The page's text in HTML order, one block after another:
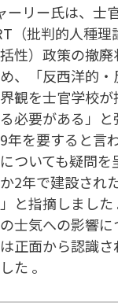
ーリー氏は、士
（批判的人種
性）政策の撤廃
、「反西洋的
観を士官学校
必要がある」と
年を要すると言
ついても疑問を
2年で建設され
と指摘しまし
士気への影響に
正面から認識
た 。